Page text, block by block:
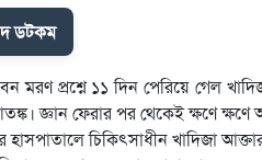
ডটকম
মরণ প্রশ্নে ১১ দিন পেরিয়ে গেল
জ্ঞান ফেরার পর থেকেই ক্ষণে
হাসপাতালে চিকিৎসাধীন খাদিজা